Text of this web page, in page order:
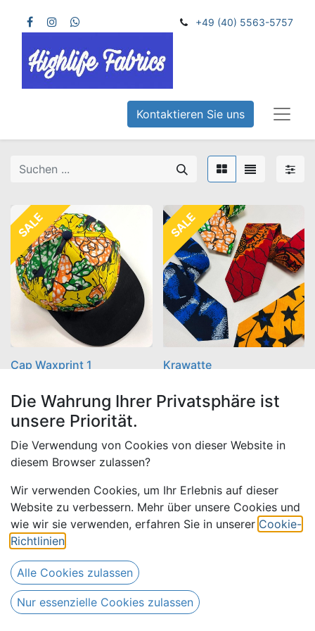
+49 (40) 5563-5757
Kontaktieren Sie uns
SALE
Cap Waxprint 1
9,50€
7,00€
(7,00
€ /
Stück)
SALE
Krawatte
9,50€ 5,00
SALE
Maske
Die Wahrung Ihrer Privatsphäre ist
unsere Priorität.
Die Verwendung von Cookies von dieser Website in
diesem Browser zulassen?
Wir verwenden Cookies, um Ihr Erlebnis auf dieser
Website zu verbessern. Mehr über unsere Cookies und
wie wir sie verwenden, erfahren Sie in unserer Cookie-
Richtlinien
Alle Cookies zulassen
Nur essenzielle Cookies zulassen